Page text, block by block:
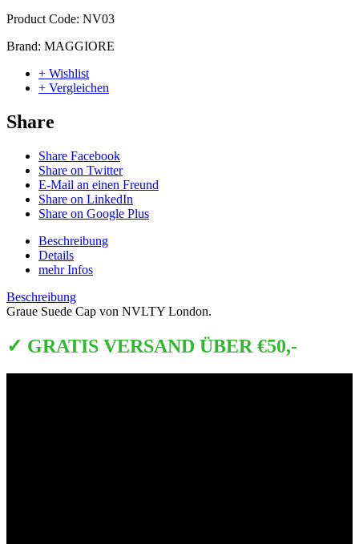
Product Code: NV03
Brand: MAGGIORE
+ Wishlist
+ Vergleichen
Share
Share Facebook
Share on Twitter
E-Mail an einen Freund
Share on LinkedIn
Share on Google Plus
Beschreibung
Details
mehr Infos
Beschreibung
Graue Suede Cap von NVLTY London.
✓ GRATIS VERSAND ÜBER €50,-